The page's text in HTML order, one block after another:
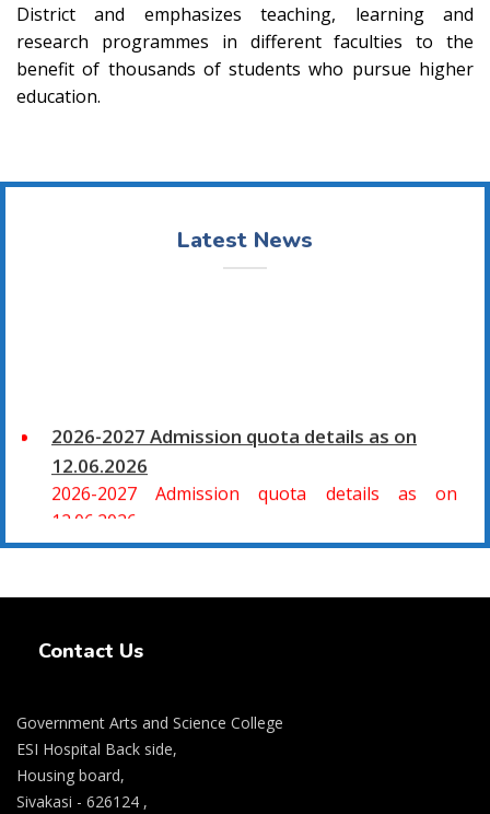
District and emphasizes teaching, learning and
research programmes in different faculties to the
benefit of thousands of students who pursue higher
education.
Latest News
2026-2027 Admission quota details as on
12.06.2026
2026-2027 Admission quota details as on
12.06.2026
08.06.2026 அன்று B.Sc., கணிதம், B.Sc., கணினி
விலங்கியல் ஆகிய அறிவியல் பாடப்பிரிவுகளுக்கும்,
09.06.2026 அன்று B.Com., வணிகவியல், B.B.A.,
வணிக நிர்வாகவியல், B.A., பொருளியல், B.A., வரலாறு
ஆகிய கலைப் பாடப்பிரிவுகளுக்கும், 10.06.2026 அன்று
Contact Us
Government Arts and Science College
ESI Hospital Back side,
Housing board,
Sivakasi - 626124 ,